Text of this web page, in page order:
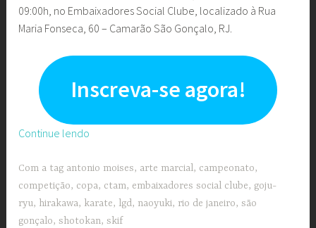
09:00h, no Embaixadores Social Clube, localizado à Rua
Maria Fonseca, 60 – Camarão São Gonçalo, RJ.
Inscreva-se agora!
Continue lendo
Com a tag antonio moises, arte marcial, campeonato,
competição, copa, ctam, embaixadores social clube, goju-
ryu, hirakawa, karate, lgd, naoyuki, rio de janeiro,são
gonçalo,shotokan,skif